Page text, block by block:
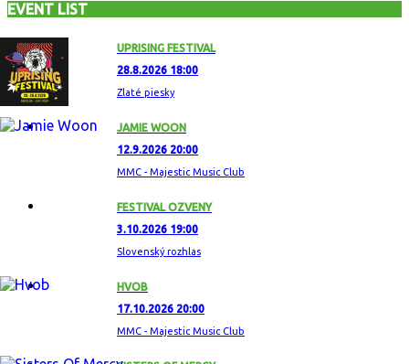
EVENT LIST
UPRISING FESTIVAL
28.8.2026 18:00
Zlaté piesky
JAMIE WOON
12.9.2026 20:00
MMC - Majestic Music Club
FESTIVAL OZVENY
3.10.2026 19:00
Slovenský rozhlas
HVOB
17.10.2026 20:00
MMC - Majestic Music Club